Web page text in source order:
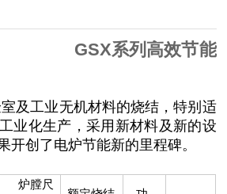
GSX系列高效节能
及工业无机材料的烧结，特别适
业化生产，采用新材料及新的设
开创了电炉节能新的里程碑。
炉膛尺